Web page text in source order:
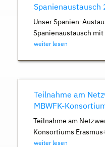
Spanienaustausch
Unser Spanien-
Spanienaustausch
weiter lesen
Teilnahme am
MBWFK-
Teilnahme am
Konsortiums
weiter lesen